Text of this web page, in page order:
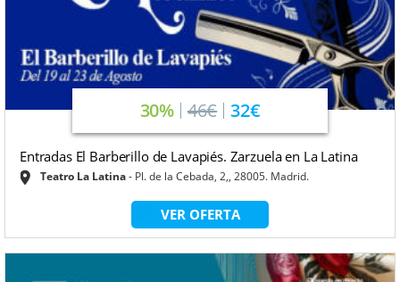
30% 46€ 32€
Entradas El Barberillo de Lavapiés. Zarzuela en La Latina
Teatro La Latina Pl. de la Cebada, 2,, 28005. Madrid.
VER OFERTA